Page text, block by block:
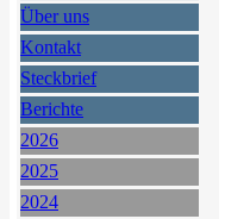
Über uns
Kontakt
Steckbrief
Berichte
2026
2025
2024